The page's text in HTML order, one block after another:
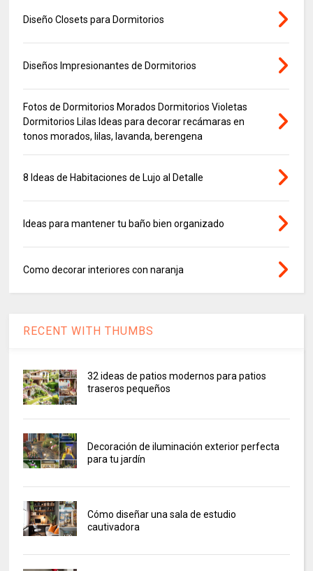
Diseño Closets para Dormitorios
Diseños Impresionantes de Dormitorios
Fotos de Dormitorios Morados Dormitorios Violetas
Dormitorios Lilas Ideas para decorar recámaras en
tonos morados, lilas, lavanda, berengena
8 Ideas de Habitaciones de Lujo al Detalle
Ideas para mantener tu baño bien organizado
Como decorar interiores con naranja
RECENT WITH THUMBS
32 ideas de patios modernos para patios
traseros pequeños
Decoración de iluminación exterior perfecta
para tu jardín
Cómo diseñar una sala de estudio
cautivadora